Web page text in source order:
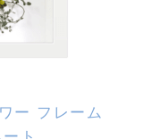
ー フレーム